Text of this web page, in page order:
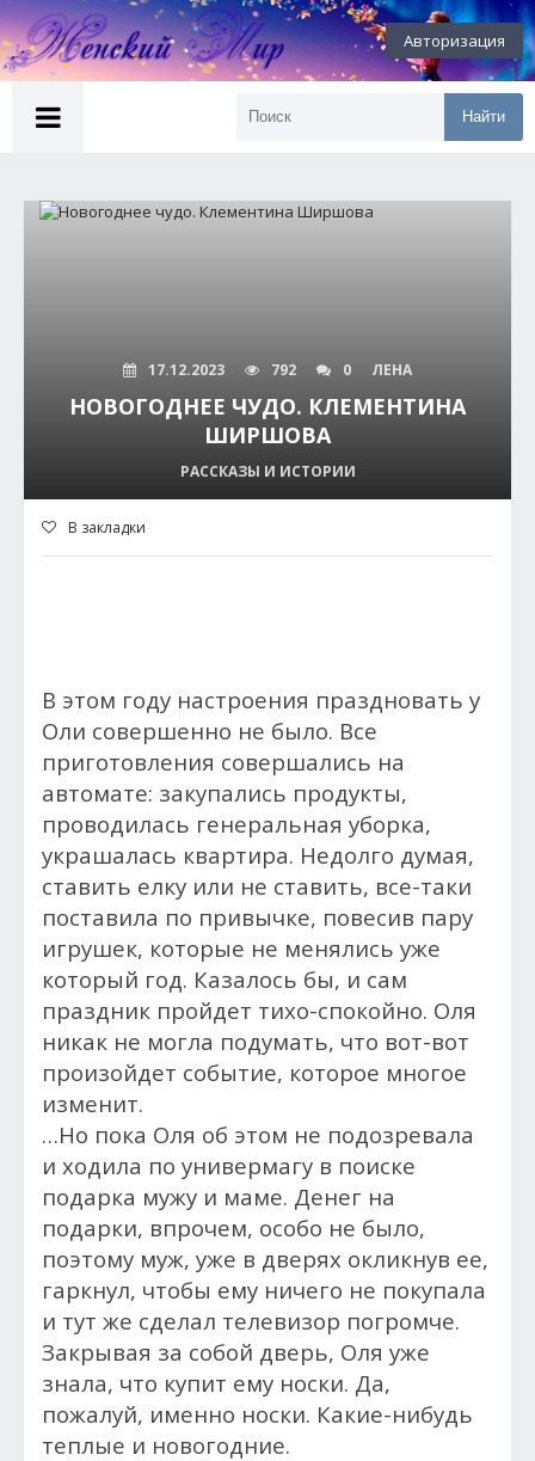
Авторизация
Найти
17.12.2023 792 0 ЛЕНА
НОВОГОДНЕЕ ЧУДО. КЛЕМЕНТИНА
ШИРШОВА
РАССКАЗЫ И ИСТОРИИ
В закладки
В этом году настроения праздновать у
Оли совершенно не было. Все
приготовления совершались на
автомате: закупались продукты,
проводилась генеральная уборка,
украшалась квартира. Недолго думая,
ставить елку или не ставить, все-таки
поставила по привычке, повесив пару
игрушек, которые не менялись уже
который год. Казалось бы, и сам
праздник пройдет тихо-спокойно. Оля
никак не могла подумать, что вот-вот
произойдет событие, которое многое
изменит.
…Но пока Оля об этом не подозревала
и ходила по универмагу в поиске
подарка мужу и маме. Денег на
подарки, впрочем, особо не было,
поэтому муж, уже в дверях окликнув ее,
гаркнул, чтобы ему ничего не покупала
и тут же сделал телевизор погромче.
Закрывая за собой дверь, Оля уже
знала, что купит ему носки. Да,
пожалуй, именно носки. Какие-нибудь
теплые и новогодние.